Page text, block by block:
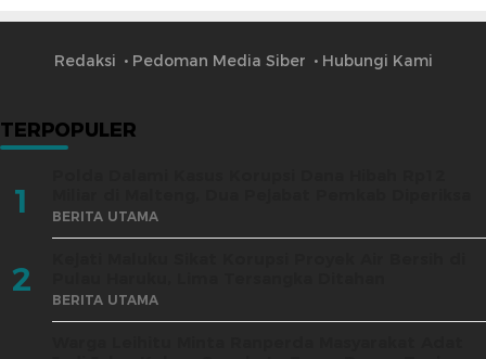
Redaksi Pedoman Media Siber Hubungi Kami
TERPOPULER
1 BERITA UTAMA
2 BERITA UTAMA